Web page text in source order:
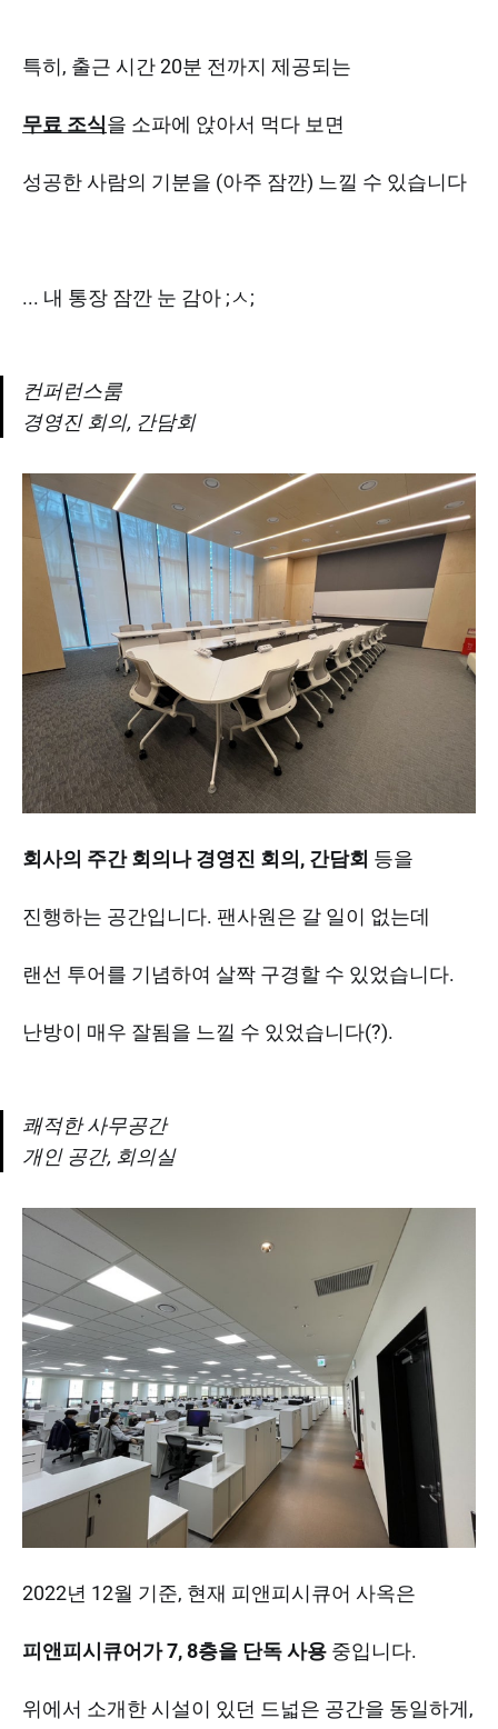
특히, 출근 시간 20분 전까지 제공되는
무료 조식을 소파에 앉아서 먹다 보면
성공한 사람의 기분을 (아주 잠깐) 느낄 수 있습니다
... 내 통장 잠깐 눈 감아 ;ㅅ;
컨퍼런스룸
경영진 회의, 간담회
회사의 주간 회의나 경영진 회의, 간담회 등을
진행하는 공간입니다. 팬사원은 갈 일이 없는데
랜선 투어를 기념하여 살짝 구경할 수 있었습니다.
난방이 매우 잘됨을 느낄 수 있었습니다(?).
쾌적한 사무공간
개인 공간, 회의실
2022년 12월 기준, 현재 피앤피시큐어 사옥은
피앤피시큐어가 7, 8층을 단독 사용 중입니다.
위에서 소개한 시설이 있던 드넓은 공간을 동일하게,